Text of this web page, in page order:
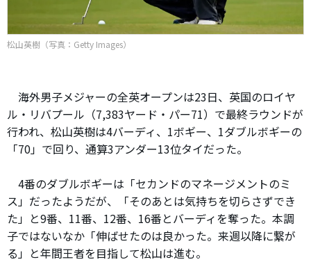
松山英樹（写真：Getty Images）
海外男子メジャーの全英オープンは23日、英国のロイヤ
ル・リバプール（7,383ヤード・パー71）で最終ラウンドが
行われ、松山英樹は4バーディ、1ボギー、1ダブルボギーの
「70」で回り、通算3アンダー13位タイだった。
4番のダブルボギーは「セカンドのマネージメントのミ
ス」だったようだが、「そのあとは気持ちを切らさずでき
た」と9番、11番、12番、16番とバーディを奪った。本調
子ではないなか「伸ばせたのは良かった。来週以降に繋が
る」と年間王者を目指して松山は進む。